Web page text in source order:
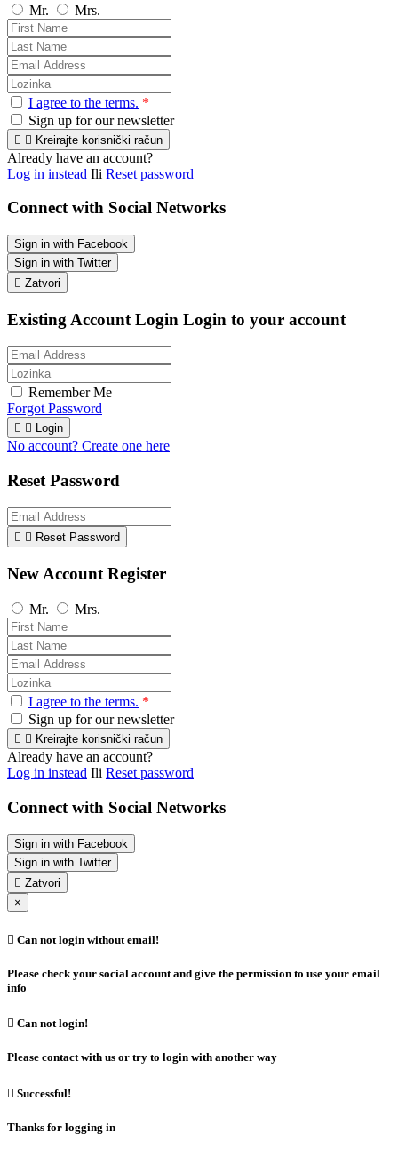
Mr. Mrs.
I agree to the terms. *
Sign up for our newsletter
  Kreirajte korisnički račun
Already have an account?
Log in instead Ili Reset password
Connect with Social Networks
Sign in with Facebook
Sign in with Twitter
 Zatvori
Existing Account Login Login to your account
Remember Me
Forgot Password
  Login
No account? Create one here
Reset Password
  Reset Password
New Account Register
Mr. Mrs.
I agree to the terms. *
Sign up for our newsletter
  Kreirajte korisnički račun
Already have an account?
Log in instead Ili Reset password
Connect with Social Networks
Sign in with Facebook
Sign in with Twitter
 Zatvori
×
 Can not login without email!
Please check your social account and give the permission to use your email
info
 Can not login!
Please contact with us or try to login with another way
 Successful!
Thanks for logging in